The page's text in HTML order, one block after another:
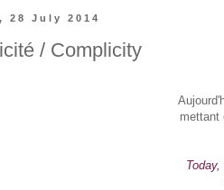
28 July 2014
/ Complicity
mettant